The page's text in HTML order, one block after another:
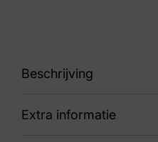
Beschrijving
90 76.957.45
Extra informatie